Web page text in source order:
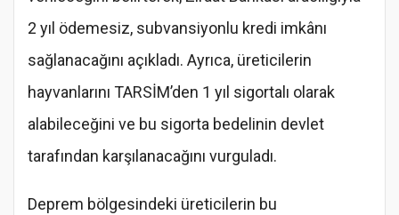
2 yıl ödemesiz, subvansiyonlu kredi imkânı
sağlanacağını açıkladı. Ayrıca, üreticilerin
hayvanlarını TARSİM’den 1 yıl sigortalı olarak
alabileceğini ve bu sigorta bedelinin devlet
tarafından karşılanacağını vurguladı.
Deprem bölgesindeki üreticilerin bu